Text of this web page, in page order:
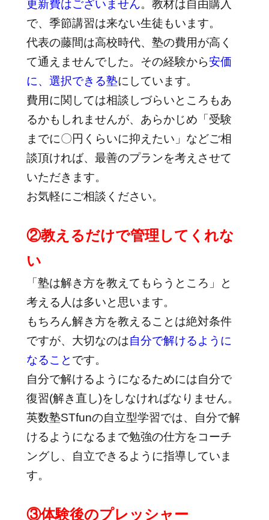
更新費はございません。教材は自由購入
で、季節講習は来ない生徒もいます。
代表の藤間は高校時代、塾の費用が高く
て通えませんでした。その経験から安価
に、選択できる塾にしています。
費用に関しては相談しづらいところもあ
るかもしれませんが、あらかじめ「受験
までに〇円くらいに抑えたい」などご相
談頂ければ、最善のプランを考えさせて
いただきます。
お気軽にご相談ください。
②教えるだけで管理してくれな
い
「塾は解き方を教えてもらうところ」と
考える人は多いと思います。
もちろん解き方を教えることは絶対条件
ですが、大切なのは自分で解けるように
なること です。
自分で解けるようになるためには自分で
復習(解き直し)をしなければなりません。
英数塾STfunの自立型学習では、自分で解
けるようになるまで勉強の仕方をコーチ
ングし、自立できるように指導していま
す。
③体験後のプレッシャー